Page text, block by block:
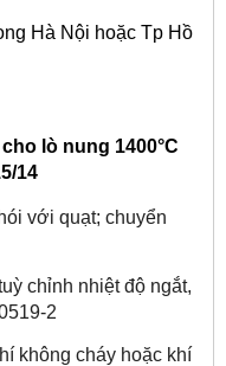
Hà Nội hoặc Tp Hồ
lò nung 1400°C
14
với quạt; chuyển
chỉnh nhiệt độ ngắt,
2
không cháy hoặc khí